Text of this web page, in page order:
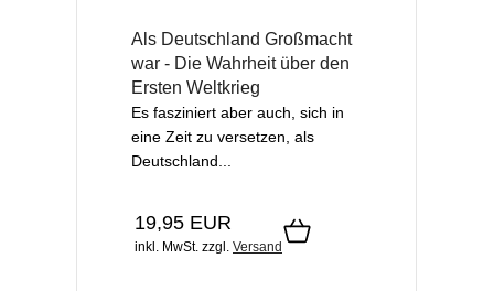
Als Deutschland Großmacht
war - Die Wahrheit über den
Ersten Weltkrieg
Es fasziniert aber auch, sich in
eine Zeit zu versetzen, als
Deutschland...
19,95 EUR
inkl. MwSt. zzgl. Versand